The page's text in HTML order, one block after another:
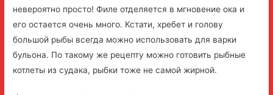
невероятно просто! Филе отделяется в мгновение ока и
его остается очень много. Кстати, хребет и голову
большой рыбы всегда можно использовать для варки
бульона. По такому же рецепту можно готовить рыбные
котлеты из судака, рыбки тоже не самой жирной.